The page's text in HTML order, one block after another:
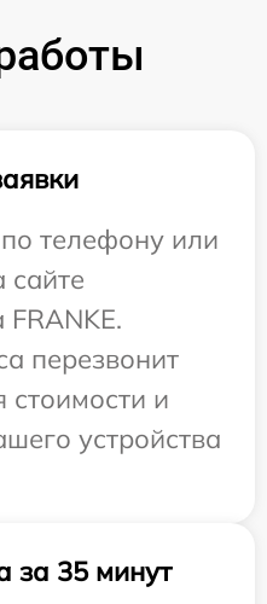
телефону или
сайте
FRANKE.
перезвонит
стоимости и
устройства
за 35 минут